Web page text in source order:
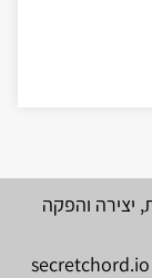
יצירה והפקה